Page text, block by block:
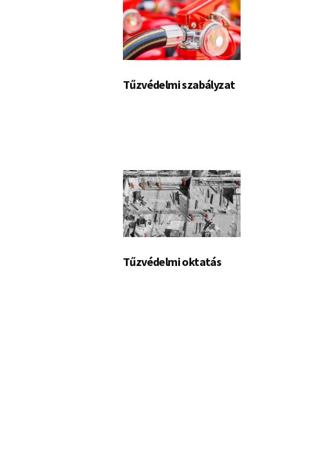
Tűzvédelmi szabályzat
Tűzvédelmi oktatás